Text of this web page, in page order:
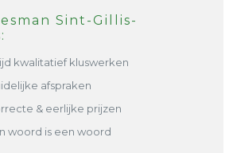
Sint-Gillis-
kwalitatief kluswerken
afspraken
& eerlijke prijzen
woord is een woord